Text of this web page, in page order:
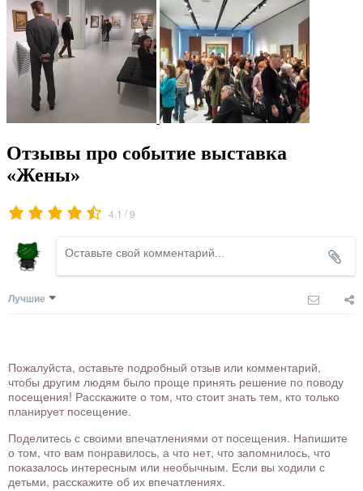
Отзывы про событие выставка
«Жены»
4.1 /9
Лучшие
Пожалуйста, оставьте подробный отзыв или комментарий,
чтобы другим людям было проще принять решение по поводу
посещения! Расскажите о том, что стоит знать тем, кто только
планирует посещение.
Поделитесь с своими впечатлениями от посещения. Напишите
о том, что вам понравилось, а что нет, что запомнилось, что
показалось интересным или необычным. Если вы ходили с
детьми, расскажите об их впечатлениях.